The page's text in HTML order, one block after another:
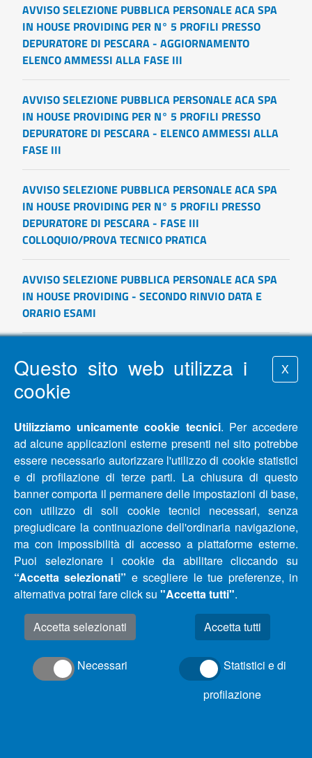
AVVISO SELEZIONE PUBBLICA PERSONALE ACA SPA
IN HOUSE PROVIDING PER N° 5 PROFILI PRESSO
DEPURATORE DI PESCARA - AGGIORNAMENTO
ELENCO AMMESSI ALLA FASE III
AVVISO SELEZIONE PUBBLICA PERSONALE ACA SPA
IN HOUSE PROVIDING PER N° 5 PROFILI PRESSO
DEPURATORE DI PESCARA - ELENCO AMMESSI ALLA
FASE III
AVVISO SELEZIONE PUBBLICA PERSONALE ACA SPA
IN HOUSE PROVIDING PER N° 5 PROFILI PRESSO
DEPURATORE DI PESCARA - FASE III
COLLOQUIO/PROVA TECNICO PRATICA
AVVISO SELEZIONE PUBBLICA PERSONALE ACA SPA
IN HOUSE PROVIDING - SECONDO RINVIO DATA E
ORARIO ESAMI
FATTURE VIA E-MAIL
PROTOCOLLO N. 21266 DEL 09/11/2018 PER LA
COPERTURA DI N. 6 POSTI DI
LETTURISTA/VERIFICATORE A TEMPO PIENO ED
INDETERMINATO
ATTIVATO IL SERVIZIO DI STAMPA FATTURE DA
SPORTELLO ON LINE
SELEZIONE PUBBLICA PERSONALE ACA SPA IN
HOUSE PROVIDING - RINVIO DATA E ORARIO ESAMI
NON UTILIZZARE BOLLETTINI IN BIANCO PER
PAGAMENTI
SELEZIONE PUBBLICA PERSONALE ACA SPA IN
HOUSE PROVIDING - diario prove d'esame
Questo sito web utilizza i
cookie
X
Utilizziamo unicamente cookie tecnici. Per accedere
ad alcune applicazioni esterne presenti nel sito potrebbe
essere necessario autorizzare l'utilizzo di cookie statistici
e di profilazione di terze parti. La chiusura di questo
banner comporta il permanere delle impostazioni di base,
con utilizzo di soli cookie tecnici necessari, senza
pregiudicare la continuazione dell'ordinaria navigazione,
ma con impossibilità di accesso a piattaforme esterne.
Puoi selezionare i cookie da abilitare cliccando su
“Accetta selezionati” e scegliere le tue preferenze, in
alternativa potrai fare click su "Accetta tutti".
Accetta selezionati
Necessari
Statistici e di
profilazione